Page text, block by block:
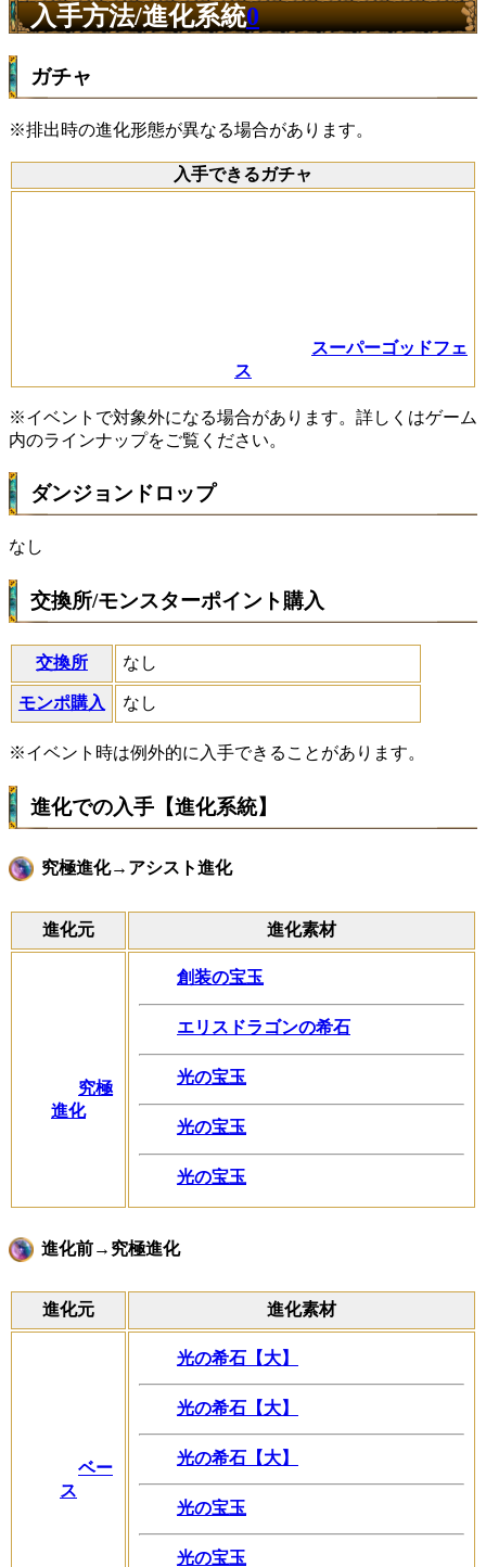
入手方法/進化系統0
ガチャ
※排出時の進化形態が異なる場合があります。
入手できるガチャ
スーパーゴッドフェ
ス
※イベントで対象外になる場合があります。詳しくはゲーム
内のラインナップをご覧ください。
ダンジョンドロップ
なし
交換所/モンスターポイント購入
交換所 なし
モンポ購入 なし
※イベント時は例外的に入手できることがあります。
進化での入手【進化系統】
究極進化→アシスト進化
進化元 進化素材
究極
進化
創装の宝玉
エリスドラゴンの希石
光の宝玉
光の宝玉
光の宝玉
進化前→究極進化
進化元 進化素材
ベー
ス
光の希石【大】
光の希石【大】
光の希石【大】
光の宝玉
光の宝玉